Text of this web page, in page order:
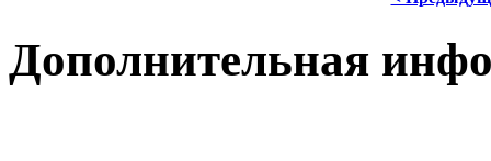
Дополнительная